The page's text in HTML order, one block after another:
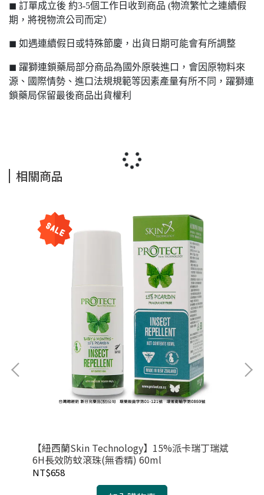
◼ 訂單成立後 約3-5個工作日收到商品 (物流繁忙之連續假
期，將視物流公司而定）
◼ 如遇連續假日或特殊節慶，出貨日期可能會有所調整
◼ 躍獅連鎖藥局部分商品為國外原裝進口，會因原物料來
源、國際情勢、進口法規規範等因素產量有所不同，躍獅連
鎖藥局保留最後商品出貨權利
相關商品
【紐西蘭Skin Technology】15%派卡瑞丁瑞斌
6H長效防蚊滾珠(無香精) 60ml
NT$658